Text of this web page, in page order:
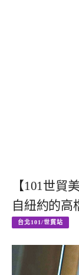
【101世貿
自紐約的高
台北101/世貿站